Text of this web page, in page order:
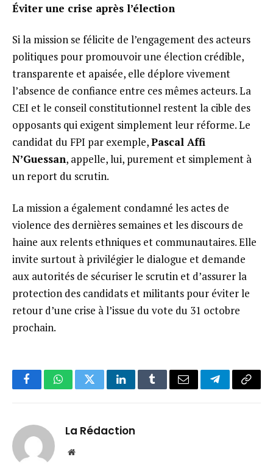
Éviter une crise après l’élection
Si la mission se félicite de l’engagement des acteurs
politiques pour promouvoir une élection crédible,
transparente et apaisée, elle déplore vivement
l’absence de confiance entre ces mêmes acteurs. La
CEI et le conseil constitutionnel restent la cible des
opposants qui exigent simplement leur réforme. Le
candidat du FPI par exemple,Pascal Affi
N’Guessan, appelle, lui, purement et simplement à
un report du scrutin.
La mission a également condamné les actes de
violence des dernières semaines et les discours de
haine aux relents ethniques et communautaires. Elle
invite surtout à privilégier le dialogue et demande
aux autorités de sécuriser le scrutin et d’assurer la
protection des candidats et militants pour éviter le
retour d’une crise à l’issue du vote du 31 octobre
prochain.
FacebookWhatsAppTwitterLinkedInTumblrEmail TelegramCopy
La Rédaction
Website